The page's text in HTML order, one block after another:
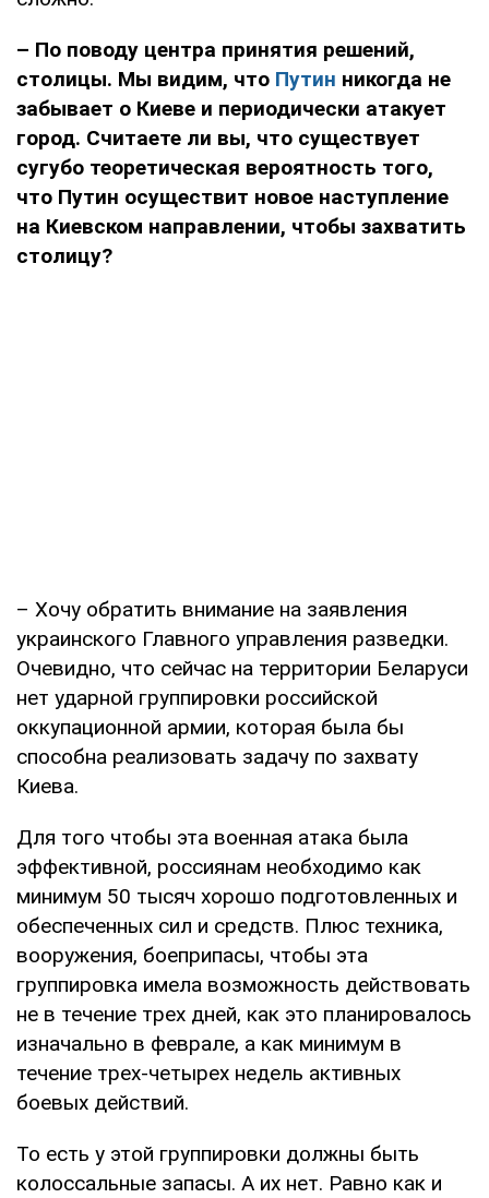
– По поводу центра принятия решений,
столицы. Мы видим, что Путин никогда не
забывает о Киеве и периодически атакует
город. Считаете ли вы, что существует
сугубо теоретическая вероятность того,
что Путин осуществит новое наступление
на Киевском направлении, чтобы захватить
столицу?
– Хочу обратить внимание на заявления
украинского Главного управления разведки.
Очевидно, что сейчас на территории Беларуси
нет ударной группировки российской
оккупационной армии, которая была бы
способна реализовать задачу по захвату
Киева.
Для того чтобы эта военная атака была
эффективной, россиянам необходимо как
минимум 50 тысяч хорошо подготовленных и
обеспеченных сил и средств. Плюс техника,
вооружения, боеприпасы, чтобы эта
группировка имела возможность действовать
не в течение трех дней, как это планировалось
изначально в феврале, а как минимум в
течение трех-четырех недель активных
боевых действий.
То есть у этой группировки должны быть
колоссальные запасы. А их нет. Равно как и